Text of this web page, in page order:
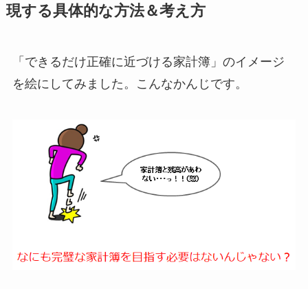
現する具体的な方法＆考え方
「できるだけ正確に近づける家計簿」のイメージ
を絵にしてみました。こんなかんじです。